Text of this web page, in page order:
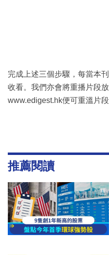
完成上述三個步驟，每當本
收看。我們亦會將重播片段
www.edigest.hk便可重溫片段
推薦閱讀